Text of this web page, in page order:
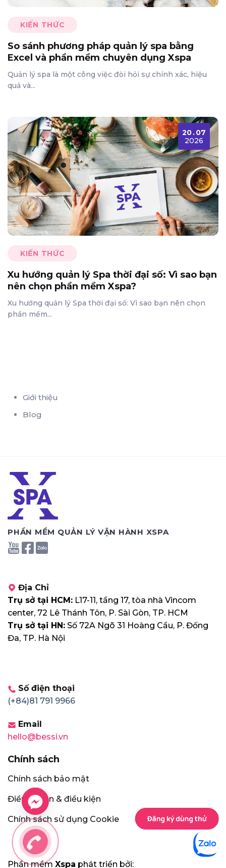
KIẾN THỨC
So sánh phương pháp quản lý spa bằng
Excel và phần mềm chuyên dụng Xspa
Quản lý spa là một công việc đòi hỏi sự chính xác, hiệu
quả và...
KIẾN THỨC
Xu hướng quản lý Spa thời đại số: Vì sao bạn
nên chọn phần mềm Xspa?
Xu hướng quản lý Spa thời đại số: Vì sao bạn nên chọn
phần mềm...
20.07
2026
Giới thiệu
Blog
PHẦN MỀM QUẢN LÝ VẬN HÀNH XSPA
Địa Chỉ
Trụ sở tại HCM: L17-11, tầng 17, tòa nhà Vincom
center, 72 Lê Thánh Tôn, P. Sài Gòn, TP. HCM
Trụ sở tại HN: Số 72A Ngõ 31 Hoàng Cầu, P. Đống
Đa, TP. Hà Nội
Số điện thoại
(+84)81 791 9966
Email
hello@bessi.vn
Chính sách
Chính sách bảo mật
Điều khoản & điều kiện
Chính sách sử dụng Cookie
Phần mềm Xspa phát triển bởi: